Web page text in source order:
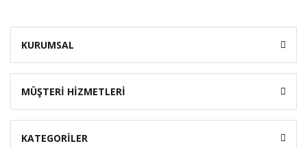
KURUMSAL
MÜŞTERİ HİZMETLERİ
KATEGORİLER